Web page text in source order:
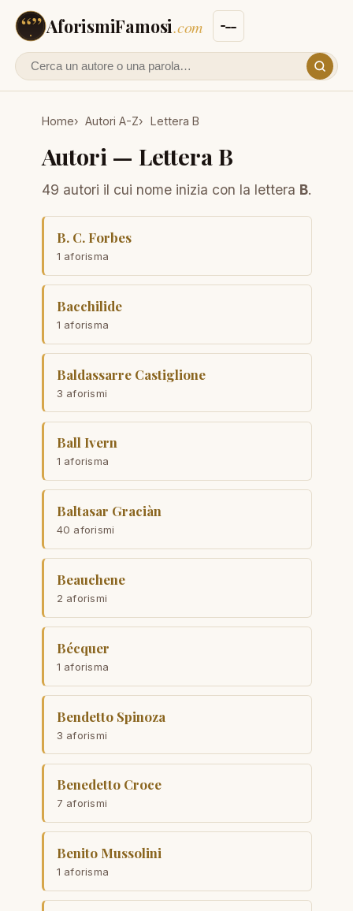
AforismiFamosi.com
Cerca un autore o un aforisma
Home Autori A-Z Lettera B
Autori — Lettera B
49 autori il cui nome inizia con la lettera B.
B. C. Forbes
1 aforisma
Bacchilide
1 aforisma
Baldassarre Castiglione
3 aforismi
Ball Ivern
1 aforisma
Baltasar Graciàn
40 aforismi
Beauchene
2 aforismi
Bécquer
1 aforisma
Bendetto Spinoza
3 aforismi
Benedetto Croce
7 aforismi
Benito Mussolini
1 aforisma